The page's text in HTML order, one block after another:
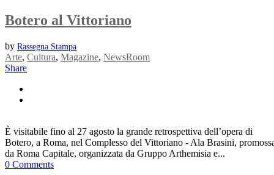
Botero al Vittoriano
by Rassegna Stampa
Arte, Cultura, Magazine, NewsRoom
Share
È visitabile fino al 27 agosto la grande retrospettiva dell’opera di
Botero, a Roma, nel Complesso del Vittoriano - Ala Brasini,
da Roma Capitale, organizzata da Gruppo Arthemisia e...
0 Comments